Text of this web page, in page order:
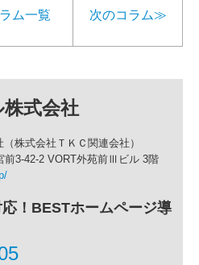
ム一覧 次のコラム≫
株式会社ＴＫＣ関連会社）
3-42-2 VORT外苑前Ⅲビル 3階
！BESTホームページ導